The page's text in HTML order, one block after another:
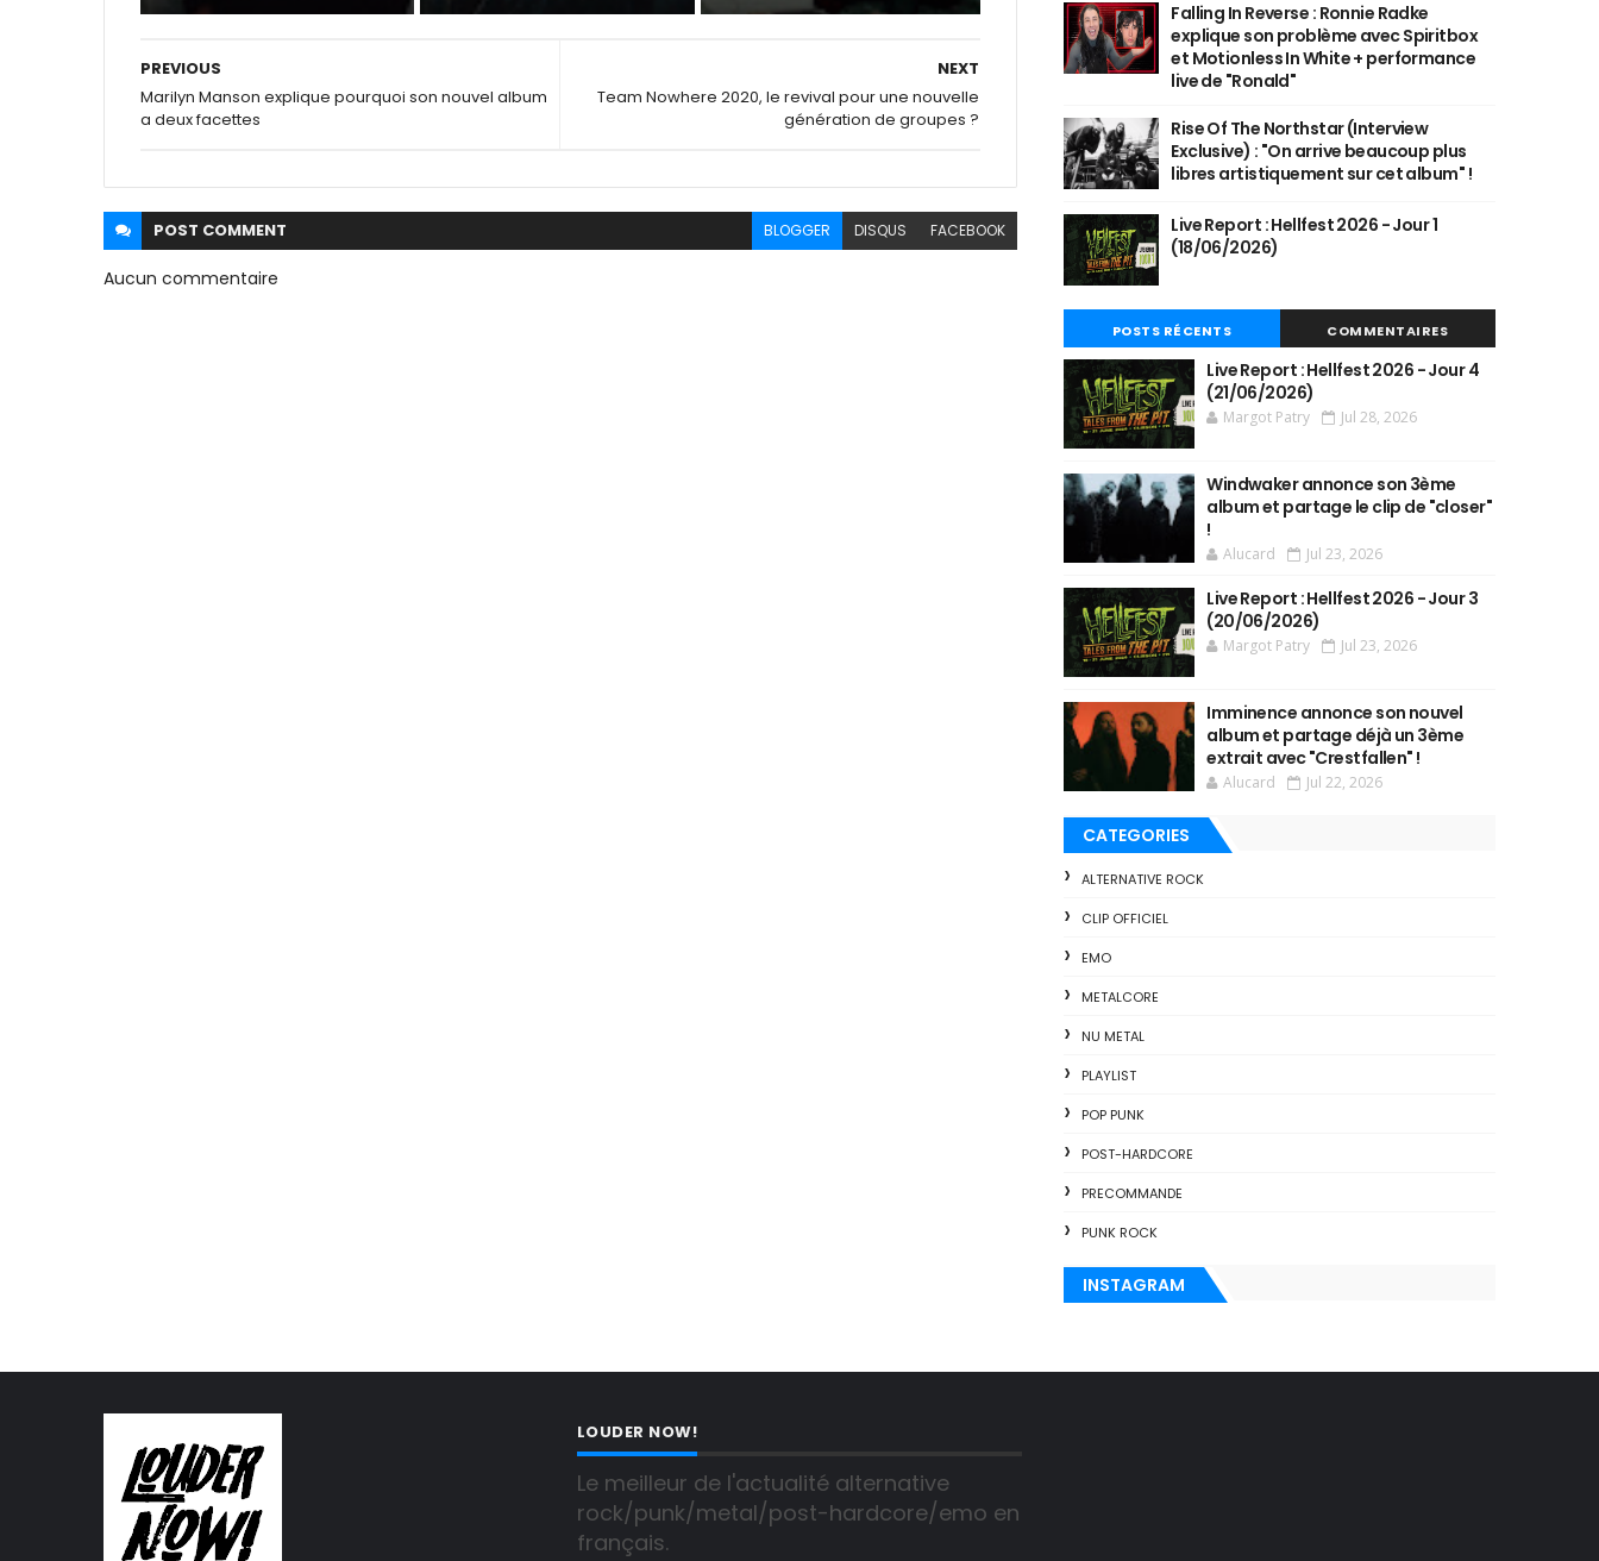
NEXT
Team Nowhere 2020, le revival pour une nouvelle
génération de groupes ?
PREVIOUS
Marilyn Manson explique pourquoi son nouvel album
a deux facettes
POST COMMENT BLOGGER DISQUS FACEBOOK
Aucun commentaire
Falling In Reverse : Ronnie Radke
explique son problème avec Spiritbox
et Motionless In White + performance
live de "Ronald"
Rise Of The Northstar (Interview
Exclusive) : "On arrive beaucoup plus
libres artistiquement sur cet album" !
Live Report : Hellfest 2026 - Jour 1
(18/06/2026)
POSTS RÉCENTS COMMENTAIRES
Live Report : Hellfest 2026 - Jour 4
(21/06/2026)
Margot Patry Jul 28, 2026
Windwaker annonce son 3ème
album et partage le clip de "closer"
!
Alucard Jul 23, 2026
Live Report : Hellfest 2026 - Jour 3
(20/06/2026)
Margot Patry Jul 23, 2026
Imminence annonce son nouvel
album et partage déjà un 3ème
extrait avec "Crestfallen" !
Alucard Jul 22, 2026
CATEGORIES
ALTERNATIVE ROCK
CLIP OFFICIEL
EMO
METALCORE
NU METAL
PLAYLIST
POP PUNK
POST-HARDCORE
PRECOMMANDE
PUNK ROCK
INSTAGRAM
LOUDER NOW!
Le meilleur de l'actualité alternative
rock/punk/metal/post-hardcore/emo en
français.